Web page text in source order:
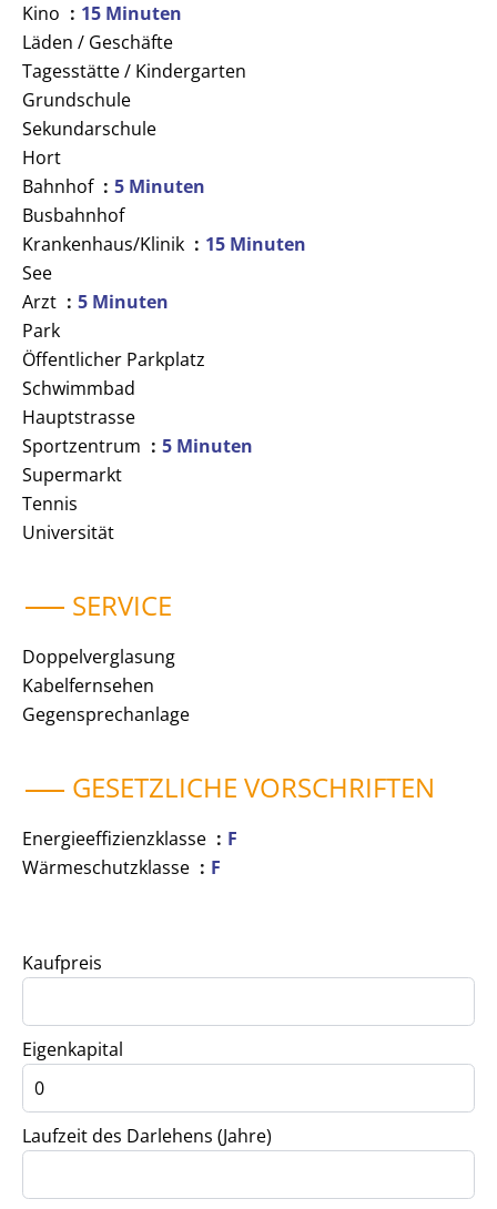
Kino
15 Minuten
Läden / Geschäfte
Tagesstätte / Kindergarten
Grundschule
Sekundarschule
Hort
Bahnhof
5 Minuten
Busbahnhof
Krankenhaus/Klinik
15 Minuten
See
Arzt
5 Minuten
Park
Öffentlicher Parkplatz
Schwimmbad
Hauptstrasse
Sportzentrum
5 Minuten
Supermarkt
Tennis
Universität
SERVICE
Doppelverglasung
Kabelfernsehen
Gegensprechanlage
GESETZLICHE VORSCHRIFTEN
Energieeffizienzklasse
F
Wärmeschutzklasse
F
Kaufpreis
Eigenkapital
Laufzeit des Darlehens (Jahre)